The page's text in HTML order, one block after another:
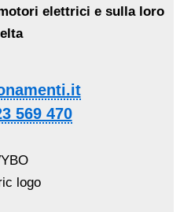
elettrici e sulla loro
569 470